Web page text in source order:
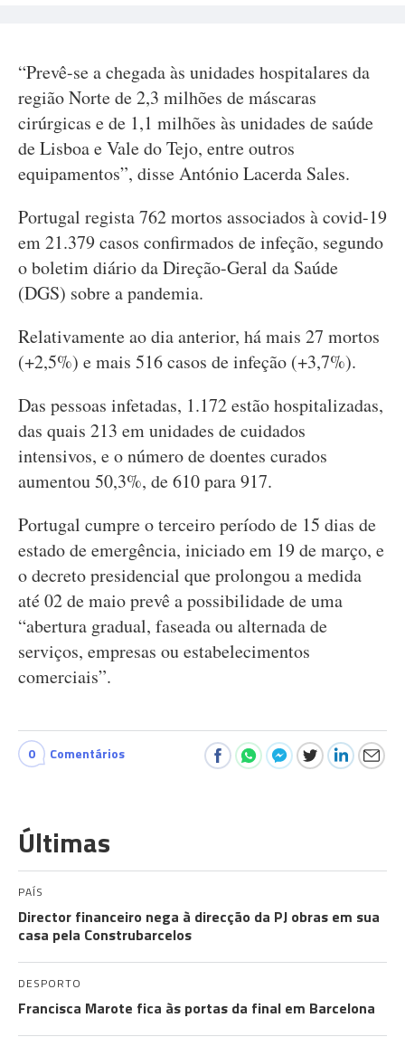
“Prevê-se a chegada às unidades hospitalares da
região Norte de 2,3 milhões de máscaras
cirúrgicas e de 1,1 milhões às unidades de saúde
de Lisboa e Vale do Tejo, entre outros
equipamentos”, disse António Lacerda Sales.
Portugal regista 762 mortos associados à covid-19
em 21.379 casos confirmados de infeção, segundo
o boletim diário da Direção-Geral da Saúde
(DGS) sobre a pandemia.
Relativamente ao dia anterior, há mais 27 mortos
(+2,5%) e mais 516 casos de infeção (+3,7%).
Das pessoas infetadas, 1.172 estão hospitalizadas,
das quais 213 em unidades de cuidados
intensivos, e o número de doentes curados
aumentou 50,3%, de 610 para 917.
Portugal cumpre o terceiro período de 15 dias de
estado de emergência, iniciado em 19 de março, e
o decreto presidencial que prolongou a medida
até 02 de maio prevê a possibilidade de uma
“abertura gradual, faseada ou alternada de
serviços, empresas ou estabelecimentos
comerciais”.
0 Comentários
Últimas
PAÍS
Director financeiro nega à direcção da PJ obras em sua
casa pela Construbarcelos
DESPORTO
Francisca Marote fica às portas da final em Barcelona